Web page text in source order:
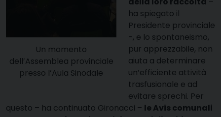
Un momento
dell’Assemblea provinciale
presso l’Aula Sinodale
ha spiegato il
Presidente provinciale
-, e lo spontaneismo,
pur apprezzabile, non
aiuta a determinare
un’efficiente attività
trasfusionale e ad
evitare sprechi. Per
questo – ha continuato Gironacci – le Avis comunali